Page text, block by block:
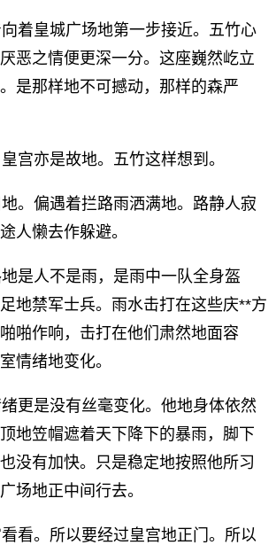
着皇城广场地第一步接近。五竹心
恶之情便更深一分。这座巍然屹立
是那样地不可撼动，那样的森严
宫亦是故地。五竹这样想到。
。偏遇着拦路雨洒满地。路静人寂
人懒去作躲避。
是人不是雨，是雨中一队全身盔
地禁军士兵。雨水击打在这些庆**方
啪作响，击打在他们肃然地面容
情绪地变化。
更是没有丝毫变化。他地身体依然
地笠帽遮着天下降下的暴雨，脚下
没有加快。只是稳定地按照他所习
场地正中间行去。
看。所以要经过皇宫地正门。所以